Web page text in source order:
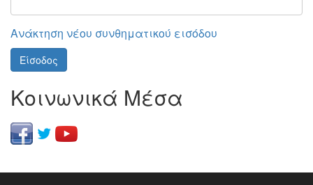
Ανάκτηση νέου συνθηματικού εισόδου
Είσοδος
Κοινωνικά Μέσα